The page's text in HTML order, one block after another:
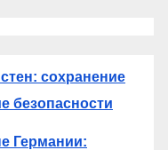
сохранение
безопасности
Германии: